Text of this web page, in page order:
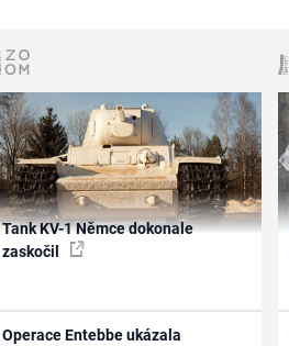
Tank KV-1 Němce dokonale
zaskočil
Operace Entebbe ukázala